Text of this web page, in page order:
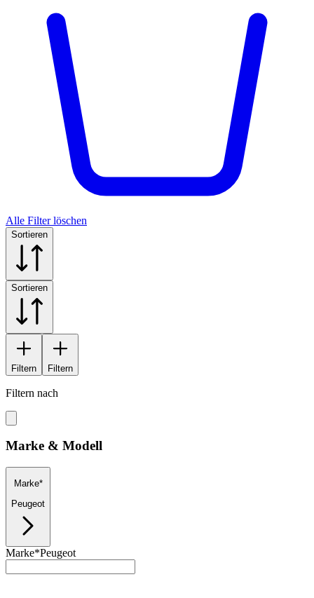
Alle Filter löschen
Sortieren
Sortieren
Filtern Filtern
Filtern nach
Marke & Modell
Marke*
Peugeot
Marke*Peugeot